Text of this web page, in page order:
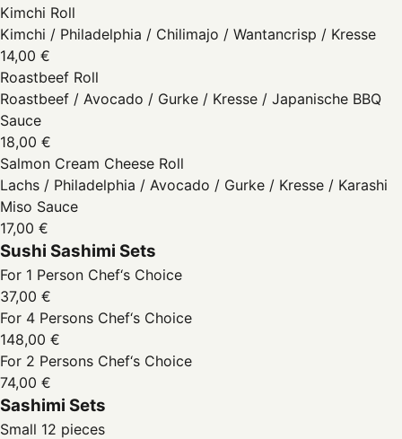
Kimchi Roll
Kimchi / Philadelphia / Chilimajo / Wantancrisp / Kresse
14,00 €
Roastbeef Roll
Roastbeef / Avocado / Gurke / Kresse / Japanische BBQ
Sauce
18,00 €
Salmon Cream Cheese Roll
Lachs / Philadelphia / Avocado / Gurke / Kresse / Karashi
Miso Sauce
17,00 €
Sushi Sashimi Sets
For 1 Person Chef‘s Choice
37,00 €
For 4 Persons Chef‘s Choice
148,00 €
For 2 Persons Chef‘s Choice
74,00 €
Sashimi Sets
Small 12 pieces